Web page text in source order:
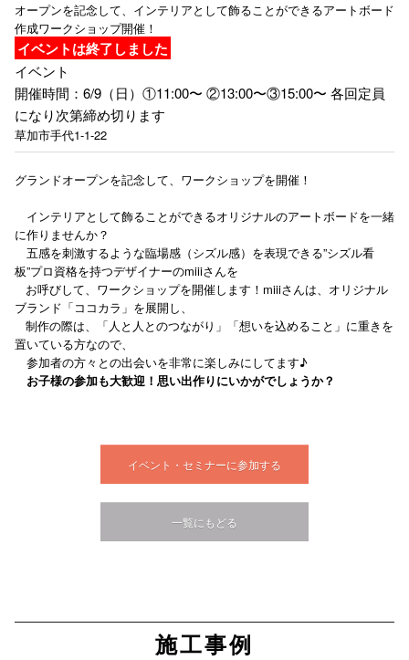
オープンを記念して、インテリアとして飾ることができるアートボード
作成ワークショップ開催！
イベントは終了しました
イベント
開催時間：6/9（日）①11:00〜 ②13:00〜③15:00〜 各回定員
になり次第締め切ります
草加市手代1-1-22
グランドオープンを記念して、ワークショップを開催！
インテリアとして飾ることができるオリジナルのアートボードを一緒
に作りませんか？
五感を刺激するような臨場感（シズル感）を表現できる”シズル看
板”プロ資格を持つデザイナーのmiiiさんを
お呼びして、ワークショップを開催します！miiiさんは、オリジナル
ブランド「ココカラ」を展開し、
制作の際は、「人と人とのつながり」「想いを込めること」に重きを
置いている方なので、
参加者の方々との出会いを非常に楽しみにしてます♪
お子様の参加も大歓迎！思い出作りにいかがでしょうか？
イベント・セミナーに参加する
一覧にもどる
施工事例